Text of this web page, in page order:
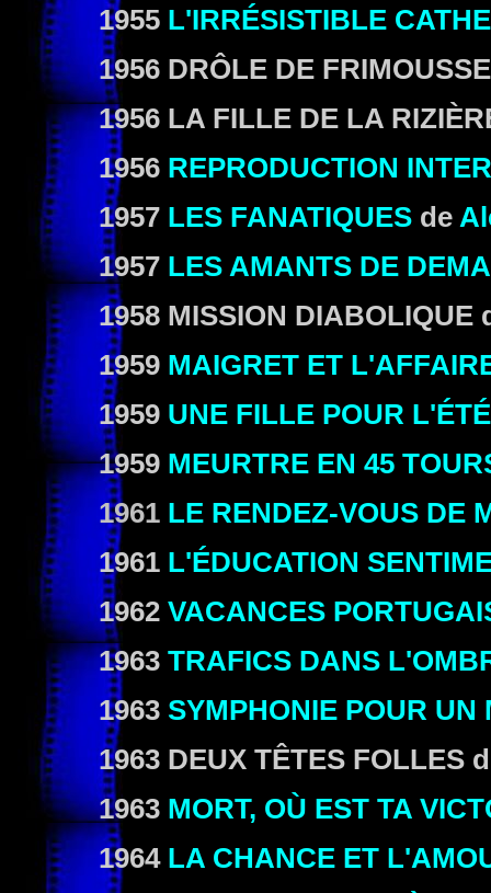
1955 L'IRRÉSISTIBLE
1956 DRÔLE DE
1956 LA FILLE DE LA
1956 REPRODUCTION
1957 LES FANATIQUES de
1957 LES AMANTS DE
1958 MISSION DIABOLIQUE
1959 MAIGRET ET
1959 UNE FILLE POUR L'ÉTÉ
1959 MEURTRE EN 45
1961 LE RENDEZ-VOUS DE
1961 L'ÉDUCATION
1962 VACANCES
1963 TRAFICS DANS
1963 SYMPHONIE POUR UN
1963 DEUX TÊTES FOLLES
1963 MORT, OÙ EST TA
1964 LA CHANCE ET